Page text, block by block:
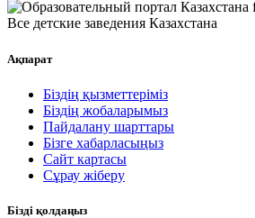
Все детские заведения Казахстана
Ақпарат
Біздің қызметтеріміз
Біздің жобаларымыз
Пайдалану шарттары
Бізге хабарласыңыз
Сайт картасы
Сұрау жіберу
Бізді қолдаңыз